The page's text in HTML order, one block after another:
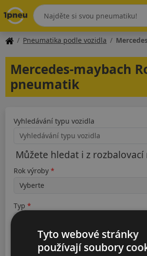
Pneumatika podle vozidla
Mercedes-maybach
pneumatik
Vyhledávání typu vozidla
Můžete hledat i z
Rok výroby
Typ
Tyto webové stránky
používají soubory